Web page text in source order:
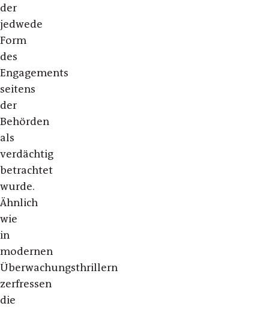
der
jedwede
Form
des
Engagements
seitens
der
Behörden
als
verdächtig
betrachtet
wurde.
Ähnlich
wie
in
modernen
Überwachungsthrillern
zerfressen
die